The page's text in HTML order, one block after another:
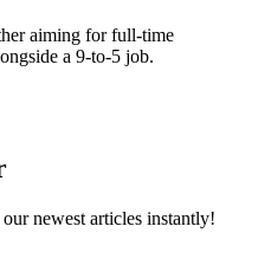
aiming for full-time
a 9-to-5 job.
newest articles instantly!